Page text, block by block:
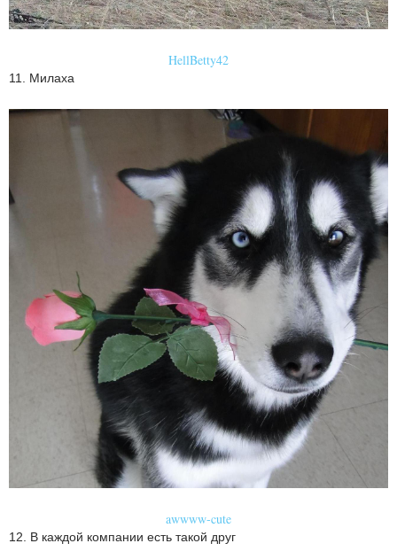
HellBetty42
11. Милаха
awwww-cute
12. В каждой компании есть такой друг